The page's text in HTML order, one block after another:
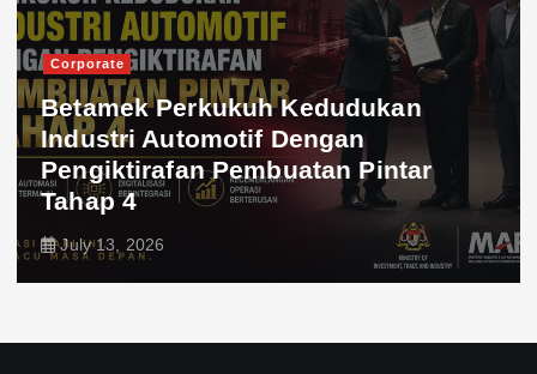
Corporate
Betamek Perkukuh Kedudukan
Industri Automotif Dengan
Pengiktirafan Pembuatan Pintar
Tahap 4
July 13, 2026